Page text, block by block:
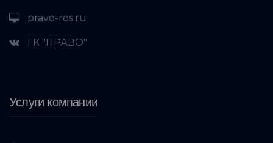
pravo-ros.ru
ГК "ПРАВО"
Услуги компании